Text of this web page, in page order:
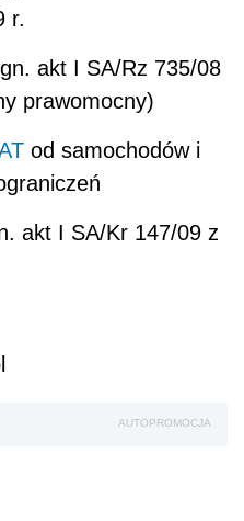
r.
akt I SA/Rz 735/08
prawomocny)
od samochodów i
akt I SA/Kr 147/09 z
AUTOPROMOCJA